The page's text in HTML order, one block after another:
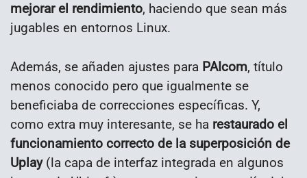
mejorar el rendimiento, haciendo que sean más
jugables en entornos Linux.
Además, se añaden ajustes para PAIcom, título
menos conocido pero que igualmente se
beneficiaba de correcciones específicas. Y,
como extra muy interesante, se ha restaurado el
funcionamiento correcto de la superposición de
Uplay(la capa de interfaz integrada en algunos